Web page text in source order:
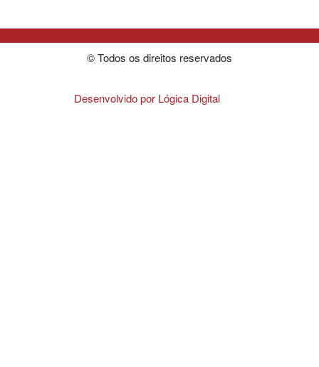
© Todos os direitos reservados
Desenvolvido por Lógica Digital